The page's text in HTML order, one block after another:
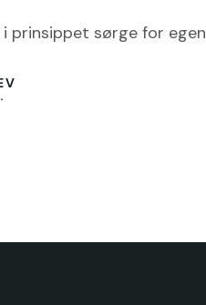
prinsippet sørge for egen